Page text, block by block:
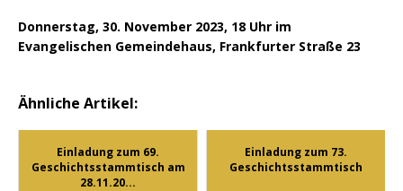
Donnerstag, 30. November 2023, 18 Uhr im
Evangelischen Gemeindehaus, Frankfurter Straße 23
Ähnliche Artikel:
Einladung zum 69.
Geschichtsstammtisch am
28.11.20...
Einladung zum 73.
Geschichtsstammtisch